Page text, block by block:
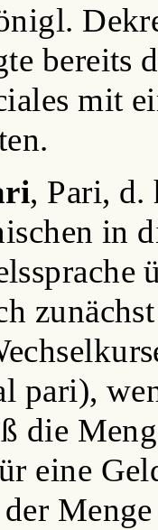
bereits
mit
, Pari, d.
in
pari),
die
eine